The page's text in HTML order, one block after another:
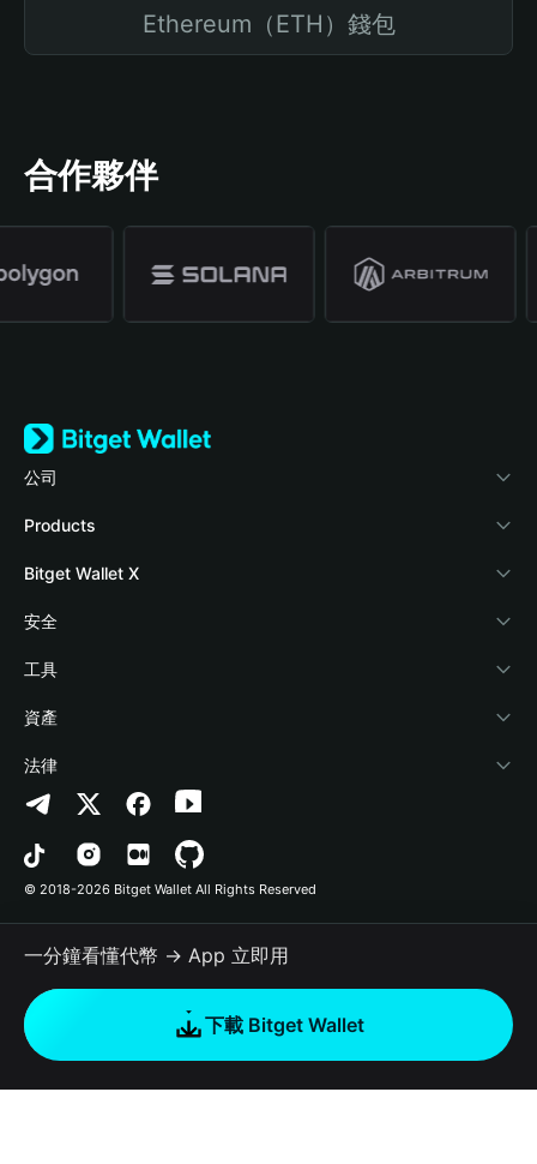
Ethereum（ETH）錢包
合作夥伴
公司
關於 Bitget Wallet
部落格
學院
加密資訊
幫助中心
‌聯繫我們
品牌資源
工作機會
Products
Crypto Card
Stablecoin Earn
Payfi Crypto
Crypto Swap API
Altcoin Season Index
Prediction Markets
DApp
RWA
如何購買加密貨幣
Bitget Wallet X
開發者文件
連接錢包
Bitget Wallet Pay
合作上架
安全
風險保障基金
安全防護技術
工具
快捷買幣
授權檢測
合約檢測
批次轉帳
資產
Arbitrum
Avalanche
Bitcoin
Polygon
法律
隱私協議
用戶使用協議
© 2018-2026 Bitget Wallet All Rights Reserved
一分鐘看懂代幣 → App 立即用
下載 Bitget Wallet